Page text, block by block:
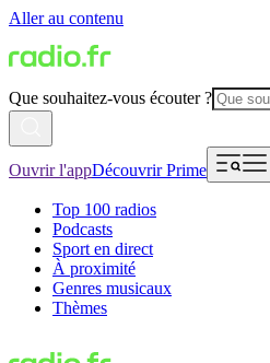
Aller au contenu
Que souhaitez-vous écouter ?
Ouvrir l'appDécouvrir Prime
Top 100 radios
Podcasts
Sport en direct
À proximité
Genres musicaux
Thèmes